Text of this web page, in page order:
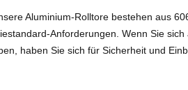
Aluminium-Rolltore bestehen aus
Anforderungen. Wenn Sie sich
haben Sie sich für Sicherheit und